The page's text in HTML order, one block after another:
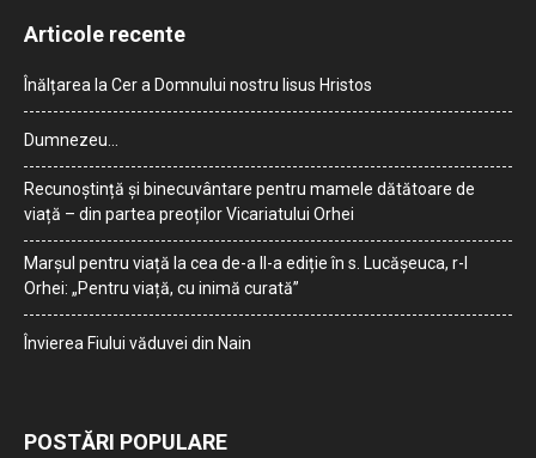
Articole recente
Înălțarea la Cer a Domnului nostru Iisus Hristos
Dumnezeu…
Recunoștință și binecuvântare pentru mamele dătătoare de
viață – din partea preoților Vicariatului Orhei
Marșul pentru viață la cea de-a II-a ediție în s. Lucășeuca, r-l
Orhei: „Pentru viață, cu inimă curată”
Învierea Fiului văduvei din Nain
POSTĂRI POPULARE